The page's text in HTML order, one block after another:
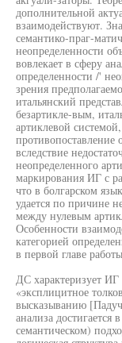
дополнительной
взаимодействуют.
семантико-праг-
неопределенности
вовлекает в сферу
определенности /'
зрения
итальянский
безартикле-вым,
артиклевой
противопоставление
вследствие
неопределенного
маркирования ИГ с
что в болгарском
удается по причине
между нулевым
Особенности
категорией
в первой главе
ДС характеризует
«эксплицитное
высказыванию
анализа достигается
семантическом)